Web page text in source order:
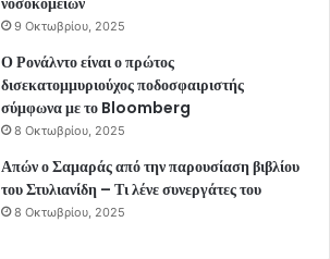
9 Οκτωβρίου, 2025
Ο Ρονάλντο είναι ο πρώτος
δισεκατομμυριούχος ποδοσφαιριστής
σύμφωνα με το Bloomberg
8 Οκτωβρίου, 2025
Απών ο Σαμαράς από την παρουσίαση βιβλίου
του Στυλιανίδη – Τι λένε συνεργάτες του
8 Οκτωβρίου, 2025